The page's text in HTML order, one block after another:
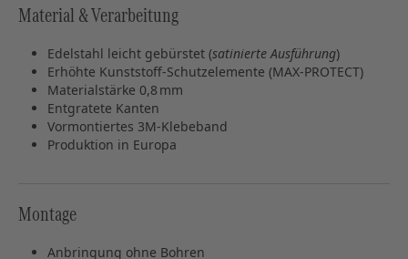
Material & Verarbeitung
Edelstahl leicht gebürstet (satinierte Ausführung)
Erhöhte Kunststoff‑Schutzelemente (MAX‑PROTECT)
Materialstärke 0,8 mm
Entgratete Kanten
Vormontiertes 3M‑Klebeband
Produktion in Europa
Montage
Anbringung ohne Bohren